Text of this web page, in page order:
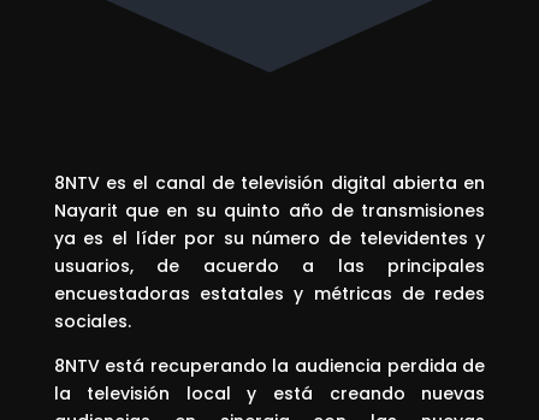
8NTV es el canal de televisión digital abierta en
Nayarit que en su quinto año de transmisiones
ya es el líder por su número de televidentes y
usuarios, de acuerdo a las principales
encuestadoras estatales y métricas de redes
sociales.
8NTV está recuperando la audiencia perdida de
la televisión local y está creando nuevas